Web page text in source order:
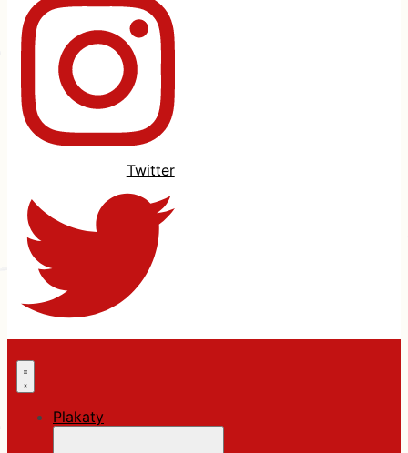
Twitter
Plakaty